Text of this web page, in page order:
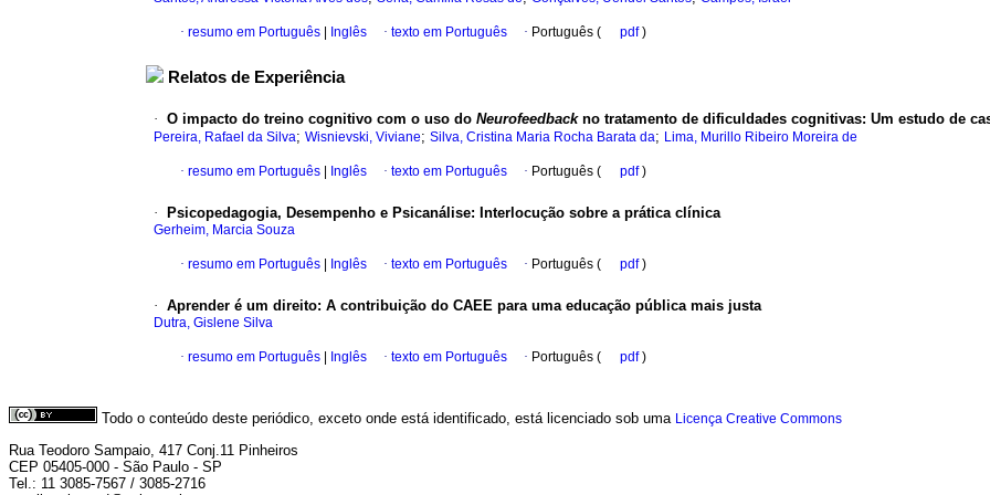
· resumo em Português Inglês · texto em Português · Português ( pdf)
Relatos de Experiência
· O impacto do treino cognitivo com o uso do Neurofeedbackno tratamento de dificuldades cognitivas: Um estudo de
Pereira, Rafael da Silva; Wisnievski, Viviane; Silva, Cristina Maria Rocha Barata da; Lima, Murillo Ribeiro Moreira de
· resumo em Português Inglês · texto em Português · Português ( pdf)
· Psicopedagogia, Desempenho e Psicanálise: Interlocução sobre a prática clínica
Gerheim, Marcia Souza
· resumo em Português Inglês · texto em Português · Português ( pdf)
· Aprender é um direito: A contribuição do CAEE para uma educação pública mais justa
Dutra, Gislene Silva
· resumo em Português Inglês · texto em Português · Português ( pdf)
Todo o conteúdo deste periódico, exceto onde está identificado, está licenciado sob uma Licença Creative Commons
Rua Teodoro Sampaio, 417 Conj.11 Pinheiros
CEP 05405-000 - São Paulo - SP
Tel.: 11 3085-7567 / 3085-2716